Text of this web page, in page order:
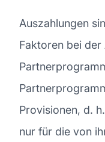
Auszahlungen
Faktoren bei der
Provisionen, d.
nur für die von